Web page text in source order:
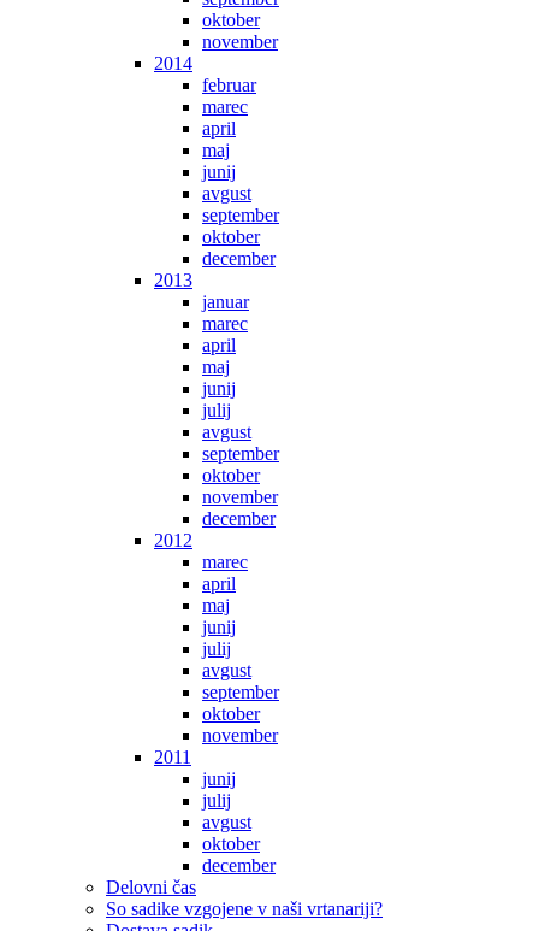
oktober
november
2014
februar
marec
april
maj
junij
avgust
september
oktober
december
2013
januar
marec
april
maj
junij
julij
avgust
september
oktober
november
december
2012
marec
april
maj
junij
julij
avgust
september
oktober
november
2011
junij
julij
avgust
oktober
december
Delovni čas
So sadike vzgojene v naši vrtanariji?